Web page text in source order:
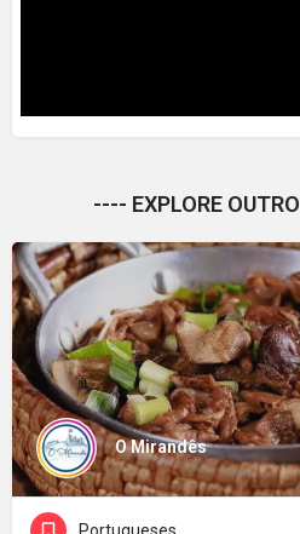
---- EXPLORE
O Mirandês
Portugueses